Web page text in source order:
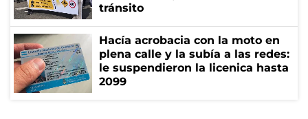
tránsito
Hacía acrobacia con la moto en
plena calle y la subía a las redes:
le suspendieron la licenica hasta
2099